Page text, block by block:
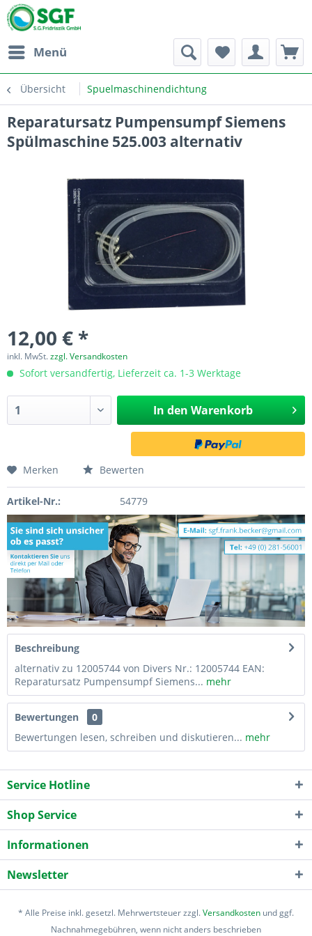
Menü
Übersicht Spuelmaschinendichtung
Reparatursatz Pumpensumpf Siemens
Spülmaschine 525.003 alternativ
12,00 € *
inkl. MwSt.zzgl. Versandkosten
Sofort versandfertig, Lieferzeit ca. 1-3 Werktage
In den Warenkorb
Merken Bewerten
Artikel-Nr.: 54779
Beschreibung
alternativ zu 12005744 von Divers Nr.: 12005744 EAN:
Reparatursatz Pumpensumpf Siemens... mehr
Bewertungen
0
Bewertungen lesen, schreiben und diskutieren... mehr
Service Hotline
Shop Service
Informationen
Newsletter
* Alle Preise inkl. gesetzl. Mehrwertsteuer zzgl.Versandkosten und ggf.
Nachnahmegebühren, wenn nicht anders beschrieben